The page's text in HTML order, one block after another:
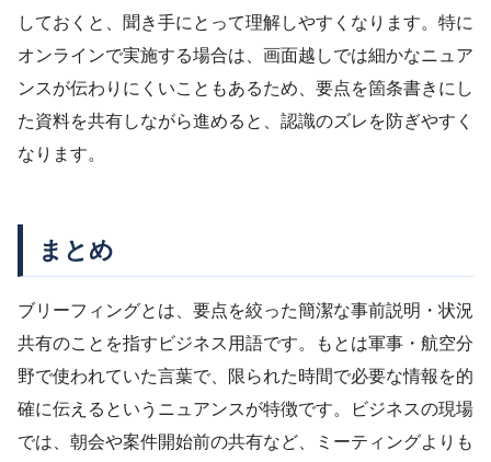
しておくと、聞き手にとって理解しやすくなります。特に
オンラインで実施する場合は、画面越しでは細かなニュア
ンスが伝わりにくいこともあるため、要点を箇条書きにし
た資料を共有しながら進めると、認識のズレを防ぎやすく
なります。
まとめ
ブリーフィングとは、要点を絞った簡潔な事前説明・状況
共有のことを指すビジネス用語です。もとは軍事・航空分
野で使われていた言葉で、限られた時間で必要な情報を的
確に伝えるというニュアンスが特徴です。ビジネスの現場
では、朝会や案件開始前の共有など、ミーティングよりも